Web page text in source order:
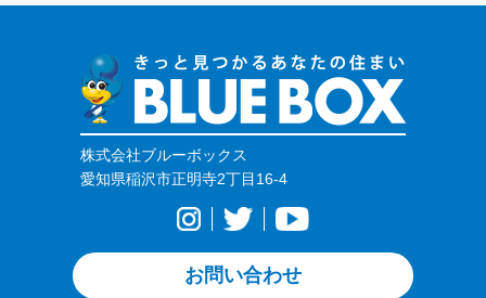
株式会社ブルーボックス
愛知県稲沢市正明寺2丁目16-4
お問い合わせ